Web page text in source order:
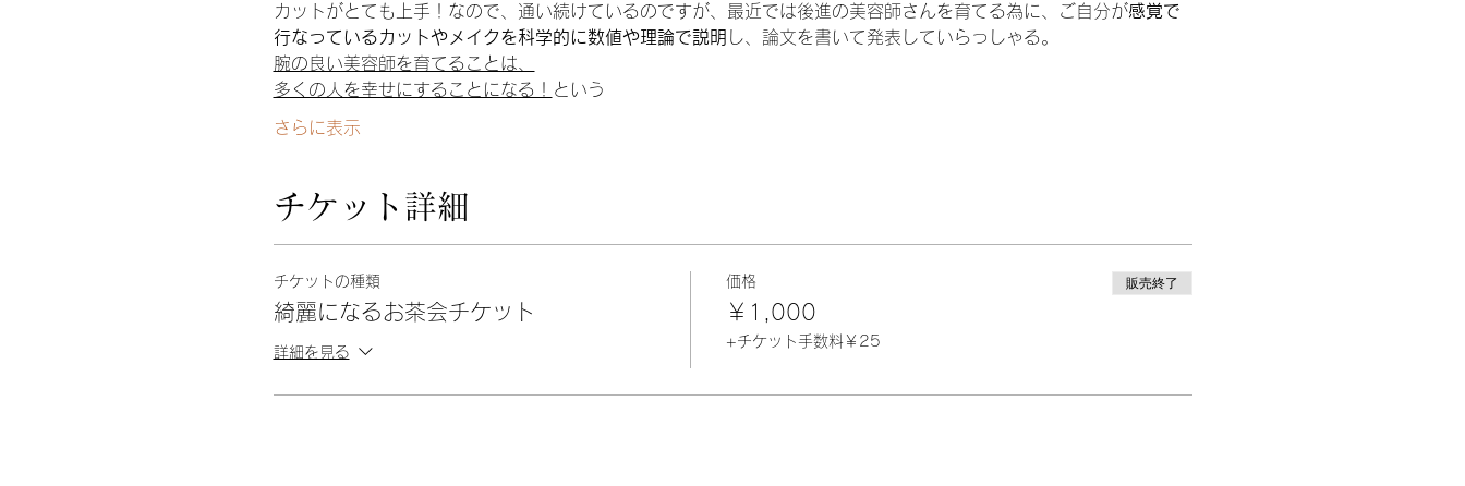
カットがとても上手！なので、通い続けているのですが、最近では後進の美容師さんを育てる為に、ご自分が感覚で
行なっているカットやメイクを科学的に数値や理論で説明 し、論文を書いて発表していらっしゃる。
腕の良い美容師を育てることは、
多くの人を幸せにすることになる！ という
さらに表示
チケット詳細
チケットの種類
綺麗になるお茶会チケット
詳細を見る
価格
￥1,000
+チケット手数料￥25
販売終了